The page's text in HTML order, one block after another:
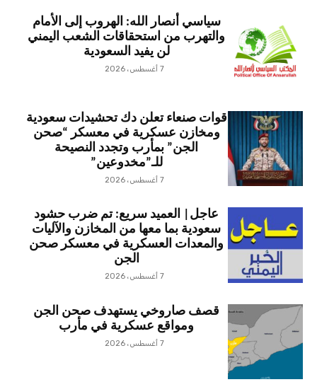
سياسي أنصار الله: الهروب إلى الأمام
والتهرب من استحقاقات الشعب اليمني
لن يفيد السعودية
7 أغسطس، 2026
قوات صنعاء تعلن دك تحشيدات سعودية
ومخازن عسكرية في معسكر “صحن
الجن” بمأرب وتجدد النصيحة
للـ”مخدوعين”
7 أغسطس، 2026
عاجل| العميد سريع: تم ضرب حشود
سعودية بما معها من المخازن والآليات
والمعدات العسكرية في معسكر صحن
الجن
7 أغسطس، 2026
قصف صاروخي يستهدف صحن الجن
ومواقع عسكرية في مأرب
7 أغسطس، 2026